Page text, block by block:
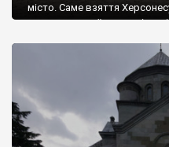
місто. Саме взяття
диктувати свої умови
Херсонесі Володимир-
А потім було Хрещення